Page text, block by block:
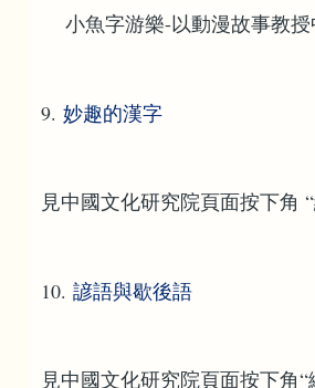
小魚字游樂-以動漫故事教授
9. 妙趣的漢字
見中國文化研究院頁面按下角
10. 諺語與歇後語
見中國文化研究院頁面按下角